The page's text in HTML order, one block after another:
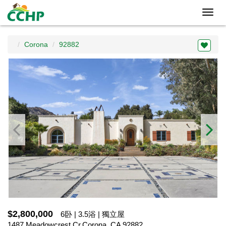
Corona 92882
$2,800,000
6卧 | 3.5浴 | 獨立屋